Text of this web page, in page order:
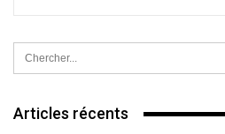
Articles récents